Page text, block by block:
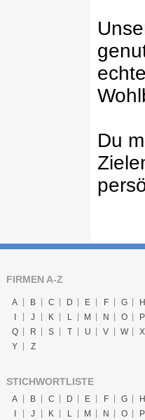
Du
FIRMEN A-Z
A B C D E F G
H
J K L M N O
P
Q
R S T U V W
X
Y
Z
STICHWORTLISTE
A B C D E F G
H
J K L M N O
P